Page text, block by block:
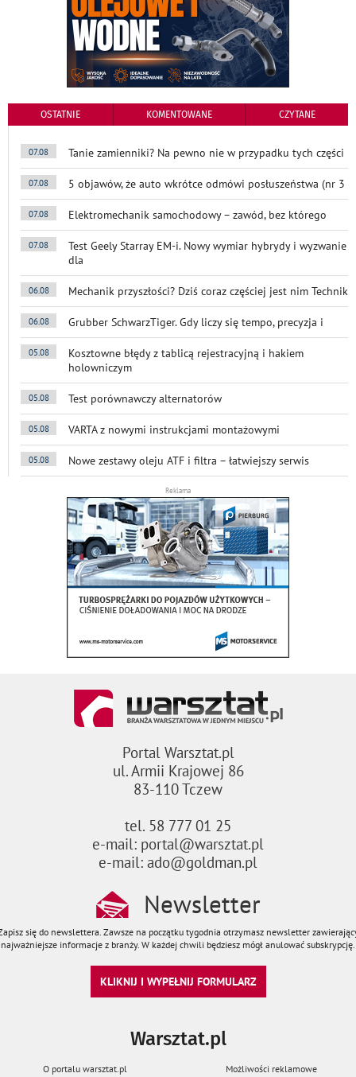
OSTATNIE KOMENTOWANE CZYTANE
07.08 Tanie zamienniki? Na pewno nie w przypadku tych części
07.08 5 objawów, że auto wkrótce odmówi posłuszeństwa (nr 3
07.08 Elektromechanik samochodowy – zawód, bez którego
07.08
Test Geely Starray EM-i. Nowy wymiar hybrydy i wyzwanie
dla
06.08 Mechanik przyszłości? Dziś coraz częściej jest nim Technik
06.08 Grubber SchwarzTiger. Gdy liczy się tempo, precyzja i
05.08
Kosztowne błędy z tablicą rejestracyjną i hakiem
holowniczym
05.08 Test porównawczy alternatorów
05.08 VARTA z nowymi instrukcjami montażowymi
05.08 Nowe zestawy oleju ATF i filtra – łatwiejszy serwis
Reklama
Portal Warsztat.pl
ul. Armii Krajowej 86
83-110 Tczew
tel. 58 777 01 25
e-mail: portal@warsztat.pl
e-mail: ado@goldman.pl
Newsletter
się do newslettera. Zawsze na początku tygodnia otrzymasz newsletter
najważniejsze informacje z branży. W każdej chwili będziesz mógł anulować subskrypcję.
KLIKNIJ I WYPEŁNIJ FORMULARZ
Warsztat.pl
O portalu warsztat.pl
Możliwości reklamowe